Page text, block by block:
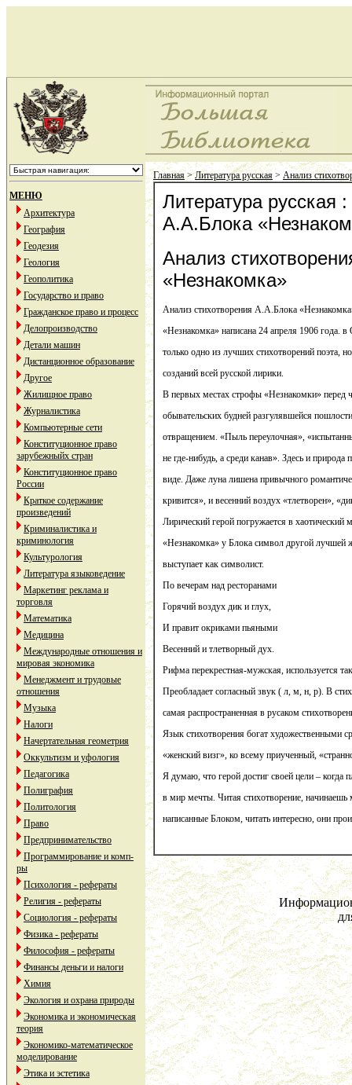
МЕНЮ
Архитектура
География
Геодезия
Геология
Геополитика
Государство и право
Гражданское право и процесс
Делопроизводство
Детали машин
Дистанционное образование
Другое
Жилищное право
Журналистика
Компьютерные сети
Конституционное право
зарубежныйх стран
Конституционное право
России
Краткое содержание
произведений
Криминалистика и
криминология
Культурология
Литература языковедение
Маркетинг реклама и
торговля
Математика
Медицина
Международные отношения и
мировая экономика
Менеджмент и трудовые
отношения
Музыка
Налоги
Начертательная геометрия
Оккультизм и уфология
Педагогика
Полиграфия
Политология
Право
Предпринимательство
Программирование и комп-
ры
Психология - рефераты
Религия - рефераты
Социология - рефераты
Физика - рефераты
Философия - рефераты
Финансы деньги и налоги
Химия
Экология и охрана природы
Экономика и экономическая
теория
Экономико-математическое
моделирование
Этика и эстетика
Главная>Литература русская > Анализ
Литература русская
А.А.Блока
Анализ
«Незнакомка»
Анализ стихотворения А.А.Блока
«Незнакомка» написана 24 апреля 1906 года.
только одно из лучших стихотворений поэта,
созданий всей русской лирики.
В первых местах строфы «Незнакомки» перед
обывательских будней разгулявшейся
отвращением. «Пыль переулочная»,
не где-нибудь, а среди канав». Здесь и природа
виде. Даже луна лишена привычного
кривится», и весенний воздух «тлетворен»,
Лирический герой погружается в хаотический
«Незнакомка» у Блока символ другой лучшей
выступает как символист.
По вечерам над ресторанами
Горячий воздух дик и глух,
И правит окриками пьяными
Весенний и тлетворный дух.
Рифма перекрестная-мужская, используется
Преобладает согласный звук ( л, м, н, р). В
самая распространенная в русаком
Язык стихотворения богат художественными
«женский визг», ко всему приученный,
Я думаю, что герой достиг своей цели – когда
в мир мечты. Читая стихотворение, начинаешь
написанные Блоком, читать интересно, они